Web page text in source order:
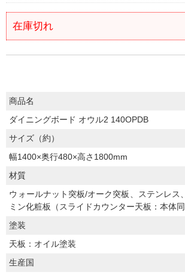
在庫切れ
商品名
ダイニングボード オウル2 140OPDB
サイズ（約）
幅1400×奥行480×高さ1800mm
材質
ウォールナット突板/オーク突板、ステンレス
ミン化粧板（スライドカウンター天板：本体同
塗装
天板：オイル塗装
生産国